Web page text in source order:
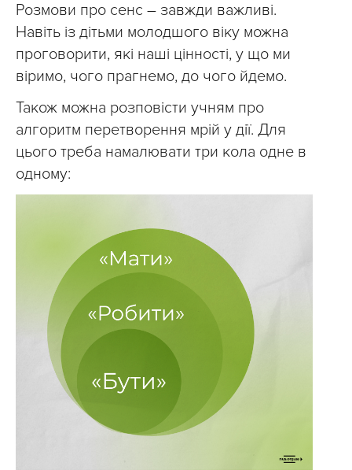
Розмови про сенс – завжди важливі.
Навіть із дітьми молодшого віку можна
проговорити, які наші цінності, у що ми
віримо, чого прагнемо, до чого йдемо.
Також можна розповісти учням про
алгоритм перетворення мрій у дії. Для
цього треба намалювати три кола одне в
одному: